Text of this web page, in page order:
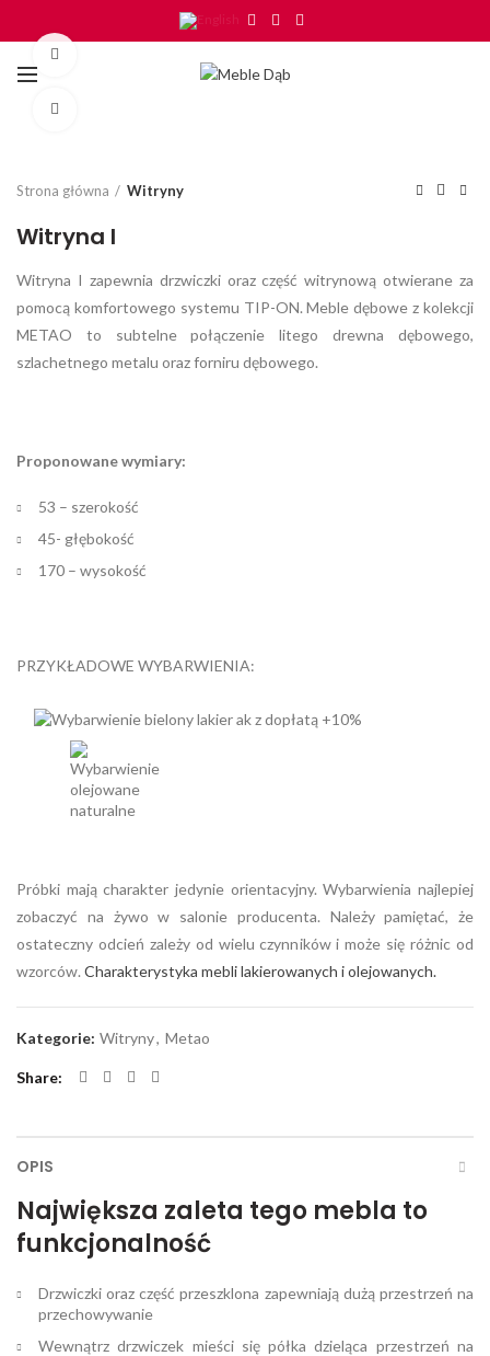
Strona główna Witryny
Witryna I
Witryna I zapewnia drzwiczki oraz część witrynową otwierane za
pomocą komfortowego systemu TIP-ON. Meble dębowe z kolekcji
METAO to subtelne połączenie litego drewna dębowego,
szlachetnego metalu oraz forniru dębowego.
Proponowane wymiary:
53 – szerokość
45- głębokość
170 – wysokość
PRZYKŁADOWE WYBARWIENIA:
Próbki mają charakter jedynie orientacyjny. Wybarwienia najlepiej
zobaczyć na żywo w salonie producenta. Należy pamiętać, że
ostateczny odcień zależy od wielu czynników i może się różnic od
wzorców. Charakterystyka mebli lakierowanych i olejowanych.
Kategorie: Witryny, Metao
Share
OPIS
Największa zaleta tego mebla to
funkcjonalność
Drzwiczki oraz część przeszklona zapewniają dużą przestrzeń na
przechowywanie
Wewnątrz drzwiczek mieści się półka dzieląca przestrzeń na